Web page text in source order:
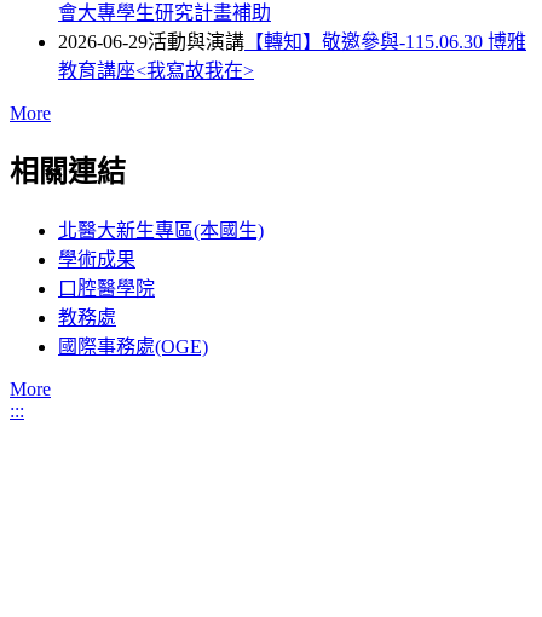
會大專學生研究計畫補助
2026-06-29活動與演講 【轉知】敬邀參與-115.06.30 博雅
教育講座<我寫故我在>
More
相關連結
北醫大新生專區(本國生)
學術成果
口腔醫學院
教務處
國際事務處(OGE)
More
:::